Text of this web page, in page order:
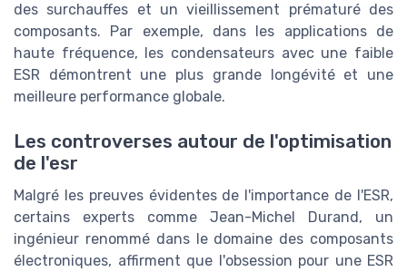
des surchauffes et un vieillissement prématuré des
composants. Par exemple, dans les applications de
haute fréquence, les condensateurs avec une faible
ESR démontrent une plus grande longévité et une
meilleure performance globale.
Les controverses autour de l'optimisation
de l'esr
Malgré les preuves évidentes de l'importance de l'ESR,
certains experts comme Jean-Michel Durand, un
ingénieur renommé dans le domaine des composants
électroniques, affirment que l'obsession pour une ESR